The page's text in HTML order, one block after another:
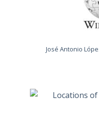
José Antonio